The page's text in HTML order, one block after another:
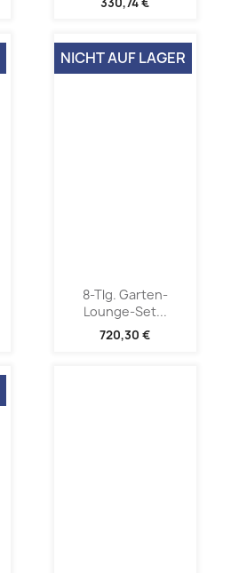
8-Tlg. Garten-
Lounge-Set...
720,30 €
NICHT AUF LAGER